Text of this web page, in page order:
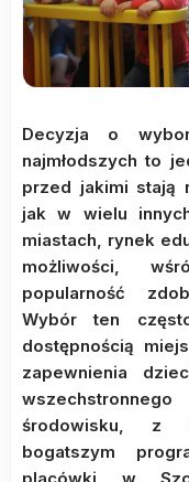
Decyzja o
najmłodszych to
przed jakimi stają
jak w wielu
miastach, rynek
możliwości,
popularność
Wybór ten
dostępnością
zapewnienia
środowisku, z
bogatszym